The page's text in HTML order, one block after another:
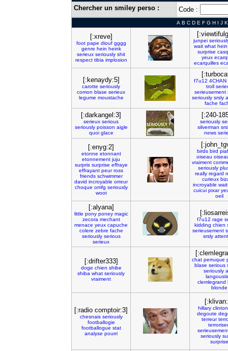
Chercher un smiley perso : Code :
A B C D E F G H I J K
[:xreve]
foot pape diouf gggg
genre hein heink
serieux seriously shit
respect tibia implosion
junpei
wait what hein
surprise
yeux
ecarquilles
[:kenaydy:5]
carotte seriously
comon blase serieux
legume moustache
f7u12 4CHAN
troll
serieusement
seriously srsly
fache
[:darkangel:3]
serieux serious
seriously poisson aigle
quoi glace
[:240-
seriously
silverman
news
[:enyg:2]
etonne etonnant
etonnement juju
surpris surprise effraye
effrayant peur ross
friends schwimmer
david incroyable orreur
choque omfg seriously
woot
birds bird piaf
oiseau
vraiment
seriously
really regard
curieux
incroyable wait
cuicui pixar
oeil
[:alyana]
little pony poney magic
zecora mechant
menace yeux capuche
colere zebre fache
seriously serious
serieux
f7u12 rage
kidding chien
serieusement
srsly
[:drifter333]
doge chien shibe
shiba what seriously
vraiment
chat perruque
blase serious
seriously
clemlegrand
blonde
[:radio comptoir:3]
chesnais seriously
footballogie
footballogue stat
analyse pourri
hillary clinton
degoute
terreur
seriously
surprise